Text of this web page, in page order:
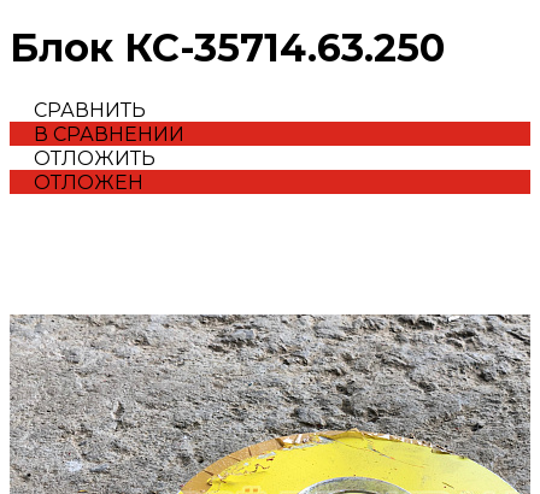
Блок КС-35714.63.250
СРАВНИТЬ
В СРАВНЕНИИ
ОТЛОЖИТЬ
ОТЛОЖЕН